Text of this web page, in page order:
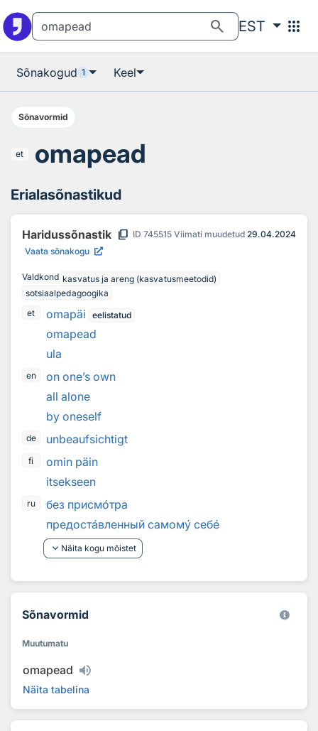
search EST apps
Sõnakogud 1 Keel
Sõnavormid
et omapead
Erialasõnastikud
Haridussõnastik content_copy ID 745515 Viimati muudetud 29.04.2024
Vaata sõnakogu
Valdkond kasvatus ja areng (kasvatusmeetodid)
sotsiaalpedagoogika
et
omapäi eelistatud
omapead
ula
en
on one’s own
all alone
by oneself
de unbeaufsichtigt
fi
omin päin
itsekseen
ru без присмотра
предоставленный самому себе
keyboard_arrow_down Näita kogu mõistet
Sõnavormid
Muutumatu
omapead
Näita tabelina